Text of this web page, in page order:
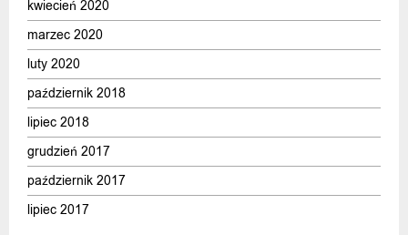
kwiecień 2020
marzec 2020
luty 2020
październik 2018
lipiec 2018
grudzień 2017
październik 2017
lipiec 2017